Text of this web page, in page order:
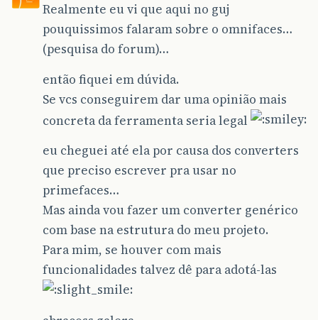
Realmente eu vi que aqui no guj
pouquissimos falaram sobre o omnifaces…
(pesquisa do forum)…
então fiquei em dúvida.
Se vcs conseguirem dar uma opinião mais
concreta da ferramenta seria legal
eu cheguei até ela por causa dos converters
que preciso escrever pra usar no
primefaces…
Mas ainda vou fazer um converter genérico
com base na estrutura do meu projeto.
Para mim, se houver com mais
funcionalidades talvez dê para adotá-las